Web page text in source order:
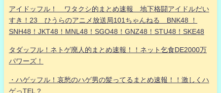
アイドッフル！ ワタクシ的まとめ速報 地下格闘アイドルだい
すき！23 ひうらのアニメ放送局101ちゃんねる BNK48 ！
SNH48！JKT48！MNL48！SGO48！GNZ48！STU48！SKE48
タダッフル！ネトゲ廃人的まとめ速報！！ネット乞食DE2000万
パワーズ！
・ハゲッフル！哀愁のハゲ男の髪ってるまとめ速報！！激しくハ
ゲっTEL？